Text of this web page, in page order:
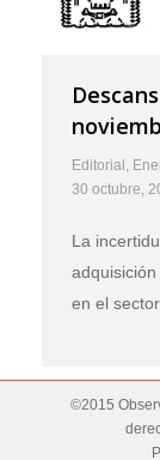
Editorial ,
30 octubre,
La
en el
©2015